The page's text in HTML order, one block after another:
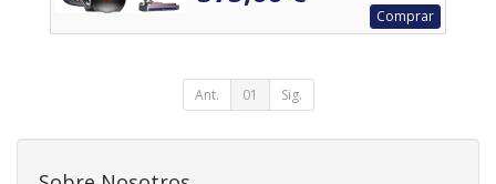
Comprar
Ant. 01 Sig.